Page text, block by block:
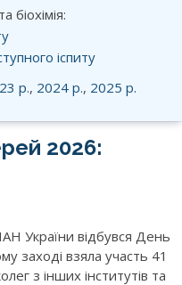
біохімія:
іспиту
р., 2024 р., 2025 р.
2026:
України відбувся День
заході взяла участь 41
з інших інститутів та